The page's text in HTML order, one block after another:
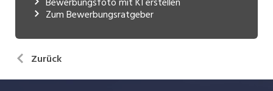
Zum Bewerbungsratgeber
Zurück